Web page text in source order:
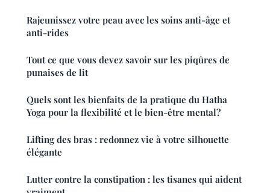
Rajeunissez votre peau avec les soins anti-âge et
anti-rides
Tout ce que vous devez savoir sur les piqûres de
punaises de lit
Quels sont les bienfaits de la pratique du Hatha
Yoga pour la flexibilité et le bien-être mental?
Lifting des bras : redonnez vie à votre silhouette
élégante
Lutter contre la constipation : les tisanes qui aident